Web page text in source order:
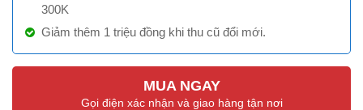
300K
Giảm thêm 1 triệu đồng khi thu cũ đổi mới.
MUA NGAY
Gọi điện xác nhận và giao hàng tận nơi